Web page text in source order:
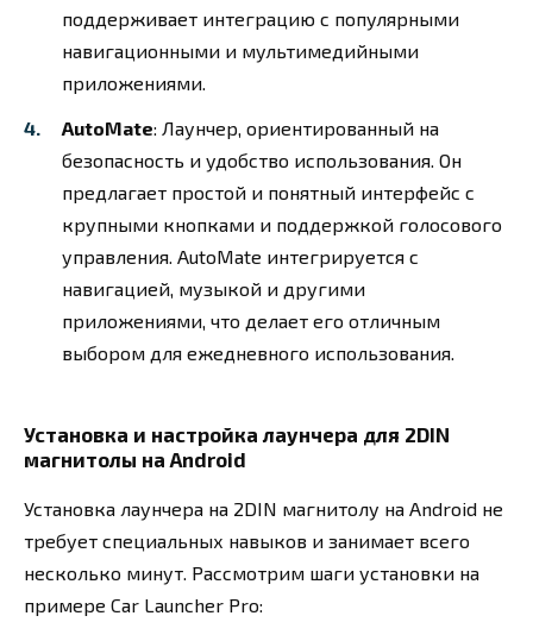
поддерживает интеграцию с популярными
навигационными и мультимедийными
приложениями.
AutoMate: Лаунчер, ориентированный на
безопасность и удобство использования. Он
предлагает простой и понятный интерфейс с
крупными кнопками и поддержкой голосового
управления. AutoMate интегрируется с
навигацией, музыкой и другими
приложениями, что делает его отличным
выбором для ежедневного использования.
Установка и настройка лаунчера для 2DIN
магнитолы на Android
Установка лаунчера на 2DIN магнитолу на Android не
требует специальных навыков и занимает всего
несколько минут. Рассмотрим шаги установки на
примере Car Launcher Pro: